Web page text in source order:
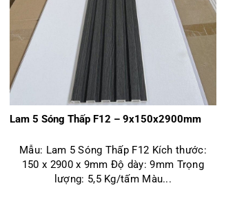
Lam 5 Sóng Thấp F12 – 9x150x2900mm
Mẫu: Lam 5 Sóng Thấp F12 Kích thước:
150 x 2900 x 9mm Độ dày: 9mm Trọng
lượng: 5,5 Kg/tấm Màu...